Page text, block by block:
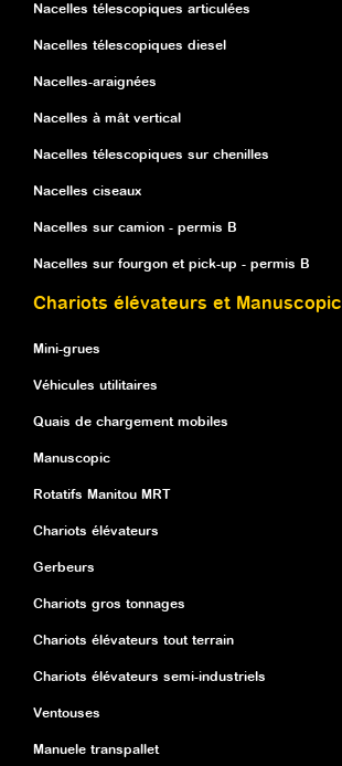
Nacelles télescopiques articulées
Nacelles télescopiques diesel
Nacelles-araignées
Nacelles à mât vertical
Nacelles télescopiques sur chenilles
Nacelles ciseaux
Nacelles sur camion - permis B
Nacelles sur fourgon et pick-up - permis B
Chariots élévateurs et Manuscopic
Mini-grues
Véhicules utilitaires
Quais de chargement mobiles
Manuscopic
Rotatifs Manitou MRT
Chariots élévateurs
Gerbeurs
Chariots gros tonnages
Chariots élévateurs tout terrain
Chariots élévateurs semi-industriels
Ventouses
Manuele transpallet